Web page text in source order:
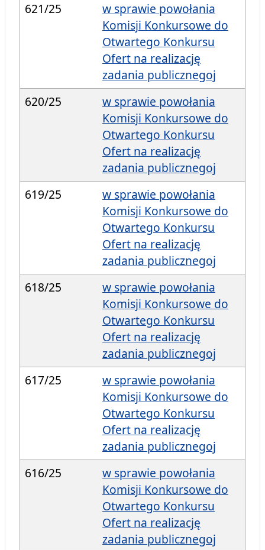
621/25
w sprawie powołania
Komisji Konkursowe do
Otwartego Konkursu
Ofert na realizację
zadania publicznegoj
620/25
w sprawie powołania
Komisji Konkursowe do
Otwartego Konkursu
Ofert na realizację
zadania publicznegoj
619/25
w sprawie powołania
Komisji Konkursowe do
Otwartego Konkursu
Ofert na realizację
zadania publicznegoj
618/25
w sprawie powołania
Komisji Konkursowe do
Otwartego Konkursu
Ofert na realizację
zadania publicznegoj
617/25
w sprawie powołania
Komisji Konkursowe do
Otwartego Konkursu
Ofert na realizację
zadania publicznegoj
616/25
w sprawie powołania
Komisji Konkursowe do
Otwartego Konkursu
Ofert na realizację
zadania publicznegoj